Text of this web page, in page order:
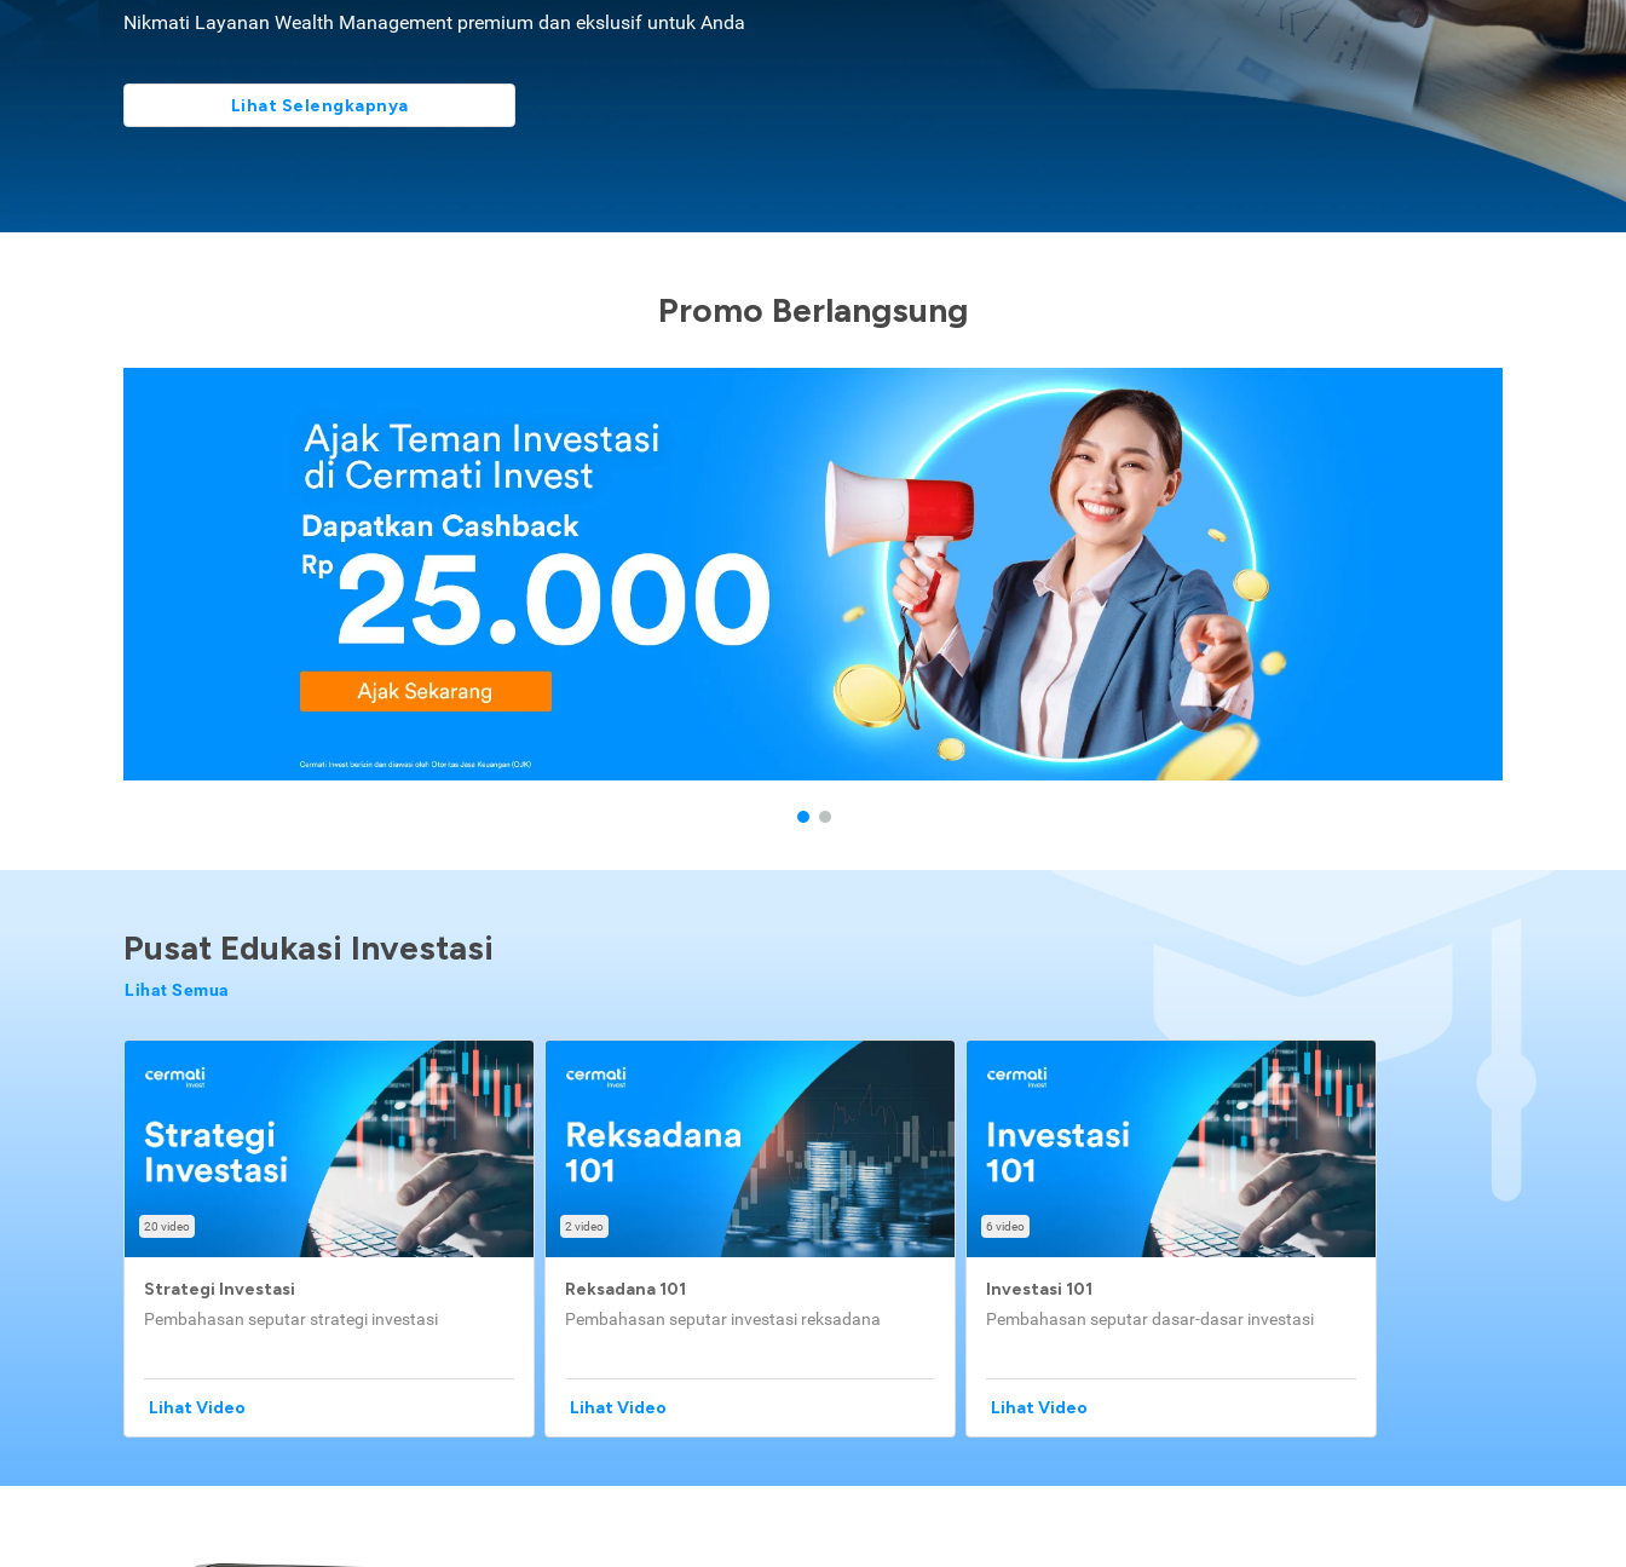
Nikmati Layanan Wealth Management premium dan ekslusif untuk Anda
Lihat Selengkapnya
Promo Berlangsung
Pusat Edukasi Investasi
Lihat Semua
20 video
Strategi Investasi
Pembahasan seputar strategi investasi
Lihat Video
2 video
Reksadana 101
Pembahasan seputar investasi reksadana
Lihat Video
6 video
Investasi 101
Pembahasan seputar dasar-dasar investasi
Lihat Video